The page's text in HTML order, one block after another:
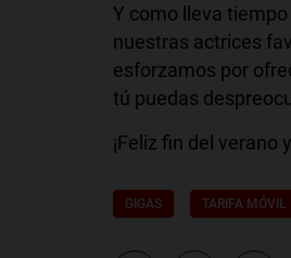
Y como lleva
nuestras actrices
esforzamos por
tú puedas
¡Feliz fin del verano
GIGAS TARIFA MÓVIL